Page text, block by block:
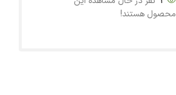
محصول هستند!